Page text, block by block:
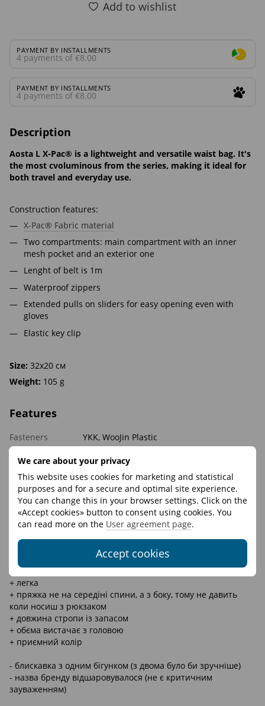
We care about your privacy
This website uses cookies for marketing and statistical
purposes and for a secure and optimal site experience.
You can change this in your browser settings. Click on the
«Accept cookies» button to consent using cookies. You
can read more on the User agreement page.
Accept cookies
Add to wishlist
PAYMENT BY INSTALLMENTS
4 payments of €8.00
PAYMENT BY INSTALLMENTS
4 payments of €8.00
Description
Aosta L X-Pac® is a lightweight and versatile waist bag. It's
the most cvoluminous from the series, making it ideal for
both travel and everyday use.
Construction features:
X-Pac® Fabric material
Two compartments: main compartment with an inner
mesh pocket and an exterior one
Lenght of belt is 1m
Waterproof zippers
Extended pulls on sliders for easy opening even with
gloves
Elastic key clip
Size: 32х20 см
Weight: 105 g
Features
Fasteners
YKK, WooJin Plastic
Reviews 3
Ігор
Користуюсь вже майже рік.
+ міцна тканина
+ легка
+ пряжка не на середіні спини, а з боку, тому не давить
коли носиш з рюкзаком
+ довжина стропи із запасом
+ обєма вистачає з головою
+ приємний колір
- блискавка з одним бігунком (з двома було би зручніше)
- назва бренду відшаровувалося (не є критичним
зауваженням)